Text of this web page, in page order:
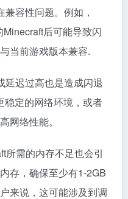
容性问题。例如，
后可能导致闪
当前游戏版本兼容.
延迟过高也是造成闪退
稳定的网络环境，或者
网络性能。
所需的内存不足也会引
存，确保至少有1-2GB
来说，这可能涉及到调